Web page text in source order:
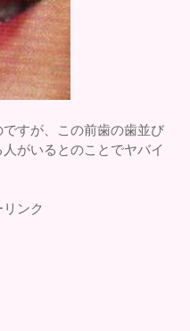
すが、この前歯の歯並び
がいるとのことでヤバイ
リンク